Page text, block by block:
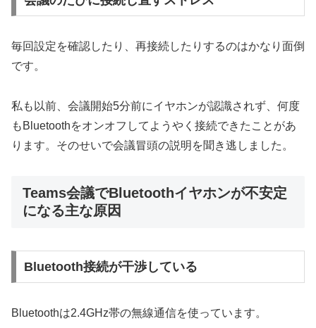
毎回設定を確認したり、再接続したりするのはかなり面倒
です。
私も以前、会議開始5分前にイヤホンが認識されず、何度
もBluetoothをオンオフしてようやく接続できたことがあ
ります。そのせいで会議冒頭の説明を聞き逃しました。
Teams会議でBluetoothイヤホンが不安定
になる主な原因
Bluetooth接続が干渉している
Bluetoothは2.4GHz帯の無線通信を使っています。